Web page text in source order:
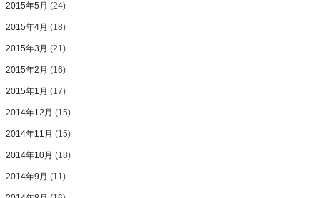
2015年5月 (24)
2015年4月 (18)
2015年3月 (21)
2015年2月 (16)
2015年1月 (17)
2014年12月 (15)
2014年11月 (15)
2014年10月 (18)
2014年9月 (11)